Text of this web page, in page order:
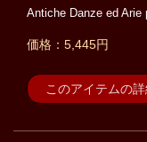
Antiche Danze ed Arie
価格：5,445円
このアイテムの